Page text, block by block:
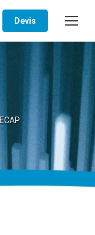
Devis
ECAP